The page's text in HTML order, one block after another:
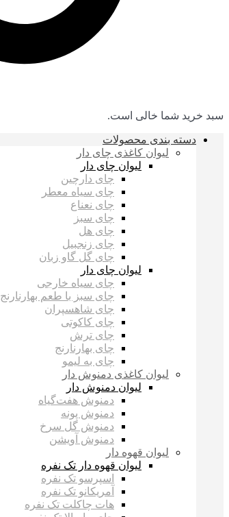
سبد خرید شما خالی است.
دسته بندی محصولات
لیوان کاغذی چای دار
لیوان چای دار
چای دارچین
چای سیاه معطر
چای نعناع
چای سبز
چای هل
چای زنجبیل
چای گل گاو زبان
لیوان چای دار
چای سیاه خارجی
چای سبز با طعم بهارنارنج
چای شاهسپران
چای کاکوتی
چای ترش
چای بهارنارنج
چای به لیمو
لیوان کاغذی دمنوش دار
لیوان دمنوش دار
دمنوش ‌هفت‌گیاه
دمنوش پونه
دمنوش گل سرخ
دمنوش آویشن
لیوان قهوه دار
لیوان قهوه دار تک نفره
اسپرسو تک نفره
آمریکانو تک نفره
هات چاکلت تک نفره